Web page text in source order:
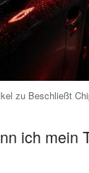
zu Beschließt
ich mein